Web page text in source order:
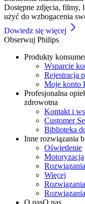
Dostępne zdjęcia, filmy,
użyć do wzbogacenia
Dowiedz się więcej
Obserwuj Philips
Produkty
Wsparcie
Rejestracja
Moje konto
Profesjonalna
zdrowotna
Kontakt i
Customer
Biblioteka
Inne rozwiązania
Oświetlenie
Motoryzacja
Więcej
O nasO nas